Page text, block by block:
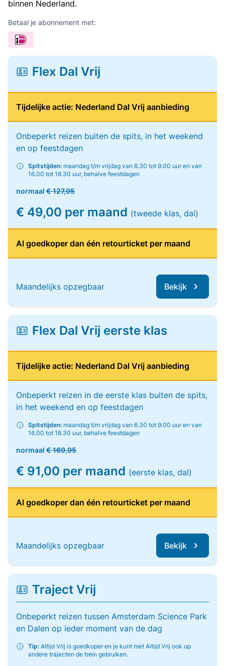
binnen Nederland.
Betaal je abonnement met:
Flex Dal Vrij
Tijdelijke actie: Nederland Dal Vrij aanbieding
Onbeperkt reizen buiten de spits, in het weekend
en op feestdagen
Spitstijden: maandag t/m vrijdag van 6.30 tot 9.00 uur en van
16.00 tot 18.30 uur, behalve feestdagen
normaal € 127,95
€ 49,00 per maand (tweede klas, dal)
Al goedkoper dan één retourticket per maand
Maandelijks opzegbaar Bekijk
Flex Dal Vrij eerste klas
Tijdelijke actie: Nederland Dal Vrij aanbieding
Onbeperkt reizen in de eerste klas buiten de spits,
in het weekend en op feestdagen
Spitstijden: maandag t/m vrijdag van 6.30 tot 9.00 uur en van
16.00 tot 18.30 uur, behalve feestdagen
normaal € 169,95
€ 91,00 per maand (eerste klas, dal)
Al goedkoper dan één retourticket per maand
Maandelijks opzegbaar Bekijk
Traject Vrij
Onbeperkt reizen tussen Amsterdam Science Park
en Dalen op ieder moment van de dag
Tip: Altijd Vrij is goedkoper en je kunt met Altijd Vrij ook op
andere trajecten de trein gebruiken.